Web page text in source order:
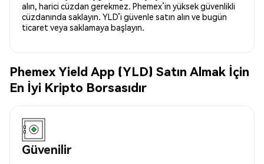
alın, harici cüzdan gerekmez. Phemex’in yüksek güvenlikli
cüzdanında saklayın. YLD’i güvenle satın alın ve bugün
ticaret veya saklamaya başlayın.
Phemex Yield App (YLD) Satın Almak İçin
En İyi Kripto Borsasıdır
Güvenilir